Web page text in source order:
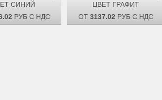
СИНИЙ
РУБ С НДС
ЦВЕТ ГРАФИТ
ОТ 3137.02 РУБ С НДС